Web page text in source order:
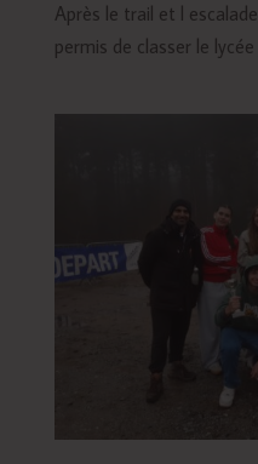
Après le trail et l
permis de classer le